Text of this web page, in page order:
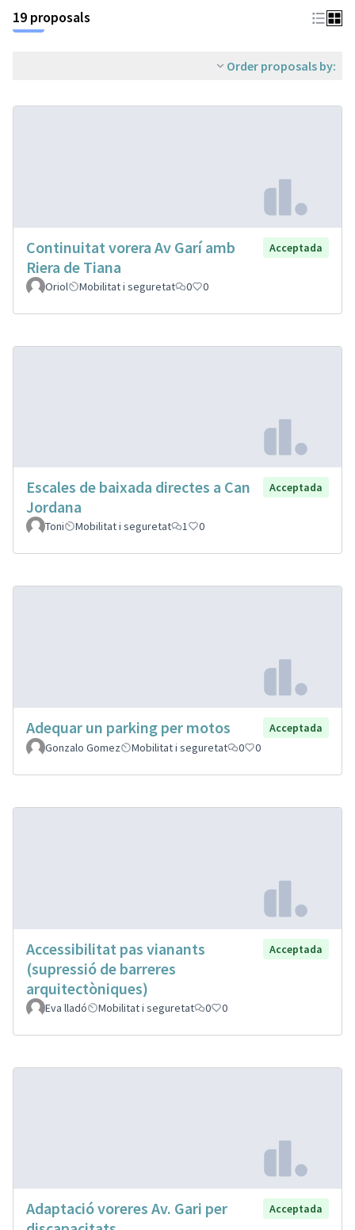
19 proposals
Order proposals by:
Continuitat vorera Av Garí amb
Riera de Tiana
Acceptada
Oriol Mobilitat i seguretat 0 0
Escales de baixada directes a Can
Jordana
Acceptada
Toni Mobilitat i seguretat 1 0
Adequar un parking per motos
Acceptada
Gonzalo Gomez
Mobilitat i seguretat 0 0
Accessibilitat pas vianants
(supressió de barreres
arquitectòniques)
Acceptada
Eva lladó Mobilitat i seguretat 0 0
Adaptació voreres Av. Gari per
Acceptada